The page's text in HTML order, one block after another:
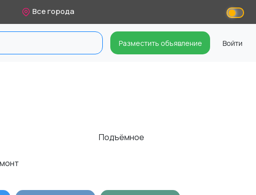
Все города
Разместить объявление Войти
Подъёмное